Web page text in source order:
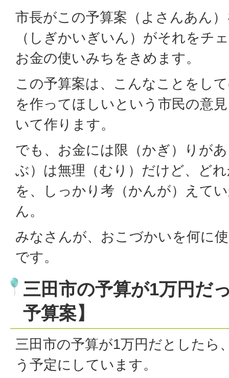
市長がこの予算案（よさんあん
（しぎかいぎいん）がそれをチ
お金の使いみちをきめます。
この予算案は、こんなことをし
を作ってほしいという市民の意
いて作ります。
でも、お金には限（かぎ）りが
ぶ）は無理（むり）だけど、ど
を、しっかり考（かんが）えて
ん。
みなさんが、おこづかいを何に
です。
三田市の予算が1万円だ
予算案】
三田市の予算が1万円だとしたら
う予定にしています。